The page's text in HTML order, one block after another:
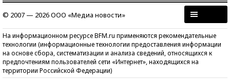
© 2007 — 2026 ООО «Медиа новости»
На информационном ресурсе BFM.ru применяются рекомендательные
технологии (информационные технологии предоставления информации
на основе сбора, систематизации и анализа сведений, относящихся к
предпочтениям пользователей сети «Интернет», находящихся на
территории Российской Федерации)